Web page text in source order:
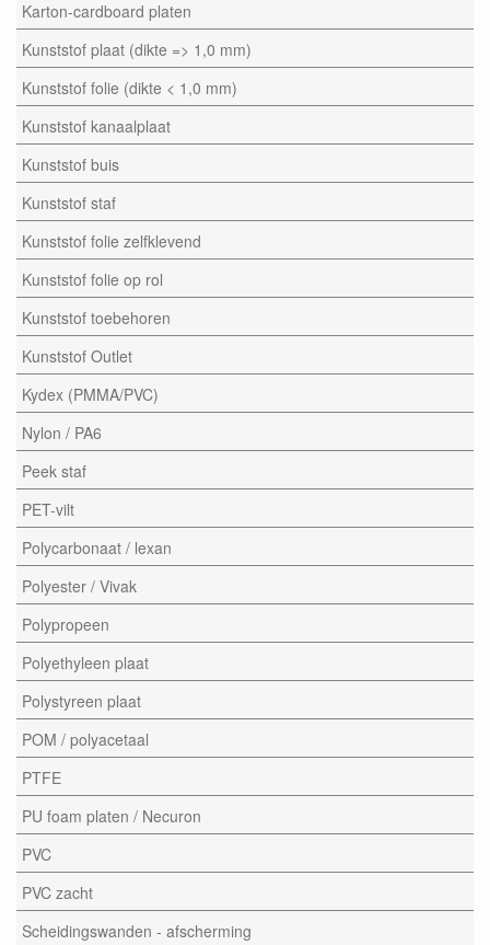
Karton-cardboard platen
Kunststof plaat (dikte => 1,0 mm)
Kunststof folie (dikte < 1,0 mm)
Kunststof kanaalplaat
Kunststof buis
Kunststof staf
Kunststof folie zelfklevend
Kunststof folie op rol
Kunststof toebehoren
Kunststof Outlet
Kydex (PMMA/PVC)
Nylon / PA6
Peek staf
PET-vilt
Polycarbonaat / lexan
Polyester / Vivak
Polypropeen
Polyethyleen plaat
Polystyreen plaat
POM / polyacetaal
PTFE
PU foam platen / Necuron
PVC
PVC zacht
Scheidingswanden - afscherming